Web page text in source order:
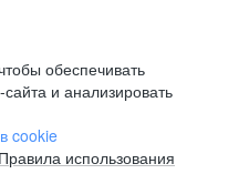
обеспечивать
и анализировать
cookie
Правила использования